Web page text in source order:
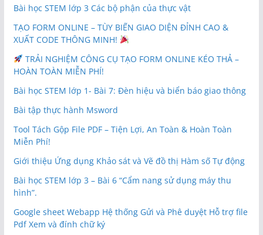
Bài học STEM lớp 3 Các bộ phận của thực vật
TẠO FORM ONLINE – TÙY BIẾN GIAO DIỆN ĐỈNH CAO &
XUẤT CODE THÔNG MINH!
TRẢI NGHIỆM CÔNG CỤ TẠO FORM ONLINE KÉO THẢ –
HOÀN TOÀN MIỄN PHÍ!
Bài học STEM lớp 1- Bài 7: Đèn hiệu và biển báo giao thông
Bài tập thực hành Msword
Tool Tách Gộp File PDF – Tiện Lợi, An Toàn & Hoàn Toàn
Miễn Phí!
Giới thiệu Ứng dụng Khảo sát và Vẽ đồ thị Hàm số Tự động
Bài học STEM lớp 3 – Bài 6 “Cẩm nang sử dụng máy thu
hình”.
Google sheet Webapp Hệ thống Gửi và Phê duyệt Hỗ trợ file
Pdf Xem và đính chữ ký